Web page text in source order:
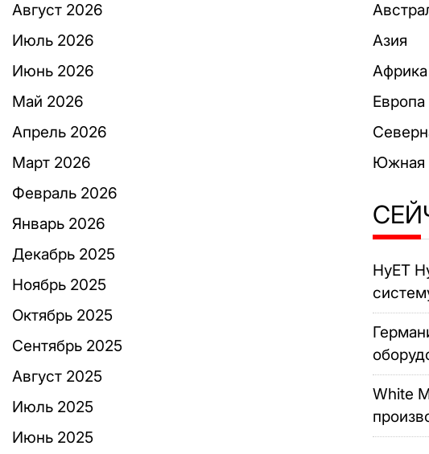
Август 2026
Июль 2026
Июнь 2026
Май 2026
Апрель 2026
Март 2026
Февраль 2026
Январь 2026
Декабрь 2025
Ноябрь 2025
Октябрь 2025
Сентябрь 2025
Август 2025
Июль 2025
Июнь 2025
Азия
Африка
Европа
Южная
HyET
White